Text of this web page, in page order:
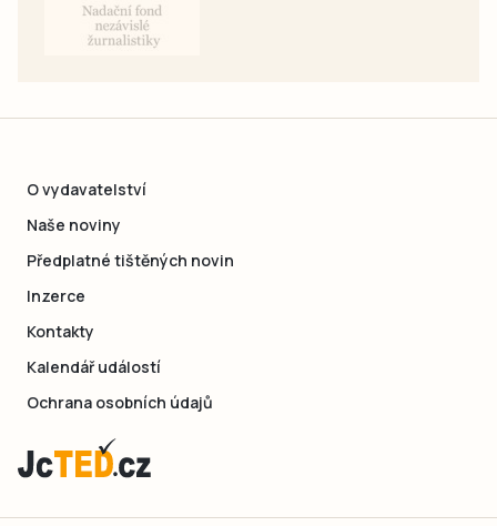
O vydavatelství
Naše noviny
Předplatné tištěných novin
Inzerce
Kontakty
Kalendář událostí
Ochrana osobních údajů